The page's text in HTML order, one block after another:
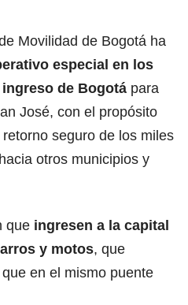
Movilidad de Bogotá ha
especial en los
de Bogotá para
José, con el propósito
seguro de los miles
otros municipios y
que ingresen a la capital
y motos, que
en el mismo puente